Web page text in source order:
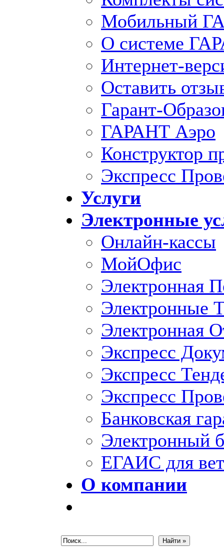
Мобильный
О системе
Интернет-
Оставить
Гарант-
ГАРАНТ Аэро
Конструктор
Экспресс
Услуги
Электронные
Онлайн-кассы
МойОфис
Электронная
Электронные
Электронная
Экспресс
Экспресс
Экспресс
Банковская
Электронный
ЕГАИС для
О компании